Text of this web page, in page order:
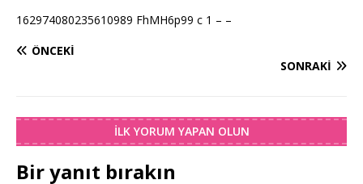
162974080235610989 FhMH6p99 c 1 – –
ÖNCEKI
SONRAKI
İLK YORUM YAPAN OLUN
Bir yanıt bırakın